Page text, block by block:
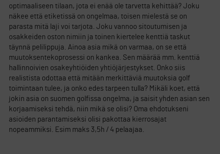
optimaaliseen tilaan, jota ei enää ole tarvetta kehittää? Joku
näkee että etiketissä on ongelmaa, toisen mielestä se on
parasta mitä laji voi tarjota. Joku vannoo sitoutumisen ja
osakkeiden oston nimiin ja toinen kiertelee kenttiä taskut
täynnä pelilippuja. Ainoa asia mikä on varmaa, on se että
muutoksentekoprosessi on kankea. Sen määrää mm. kenttiä
hallinnoivien osakeyhtiöiden yhtiöjärjestykset. Onko siis
realistista odottaa että mitään merkittäviä muutoksia golf
toimintaan tulee, ja onko edes tarpeen tulla? Mikäli koet, että
jokin asia on suomen golfissa ongelma, ja saisit yhden asian sen
korjaamiseksi tehdä, niin mikä se olisi? Oma ehdotukseni
asioiden parantamiseksi olisi pakottaa kierrosajat
nopeammiksi. Esim maks 3,5h / 4 pelaajaa.